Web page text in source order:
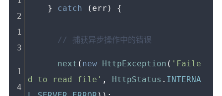
    }
catch (err) {
// 捕获异步操作中的错误
next ( new HttpException ( 'Faile
d to read file' , HttpStatus . INTERNA